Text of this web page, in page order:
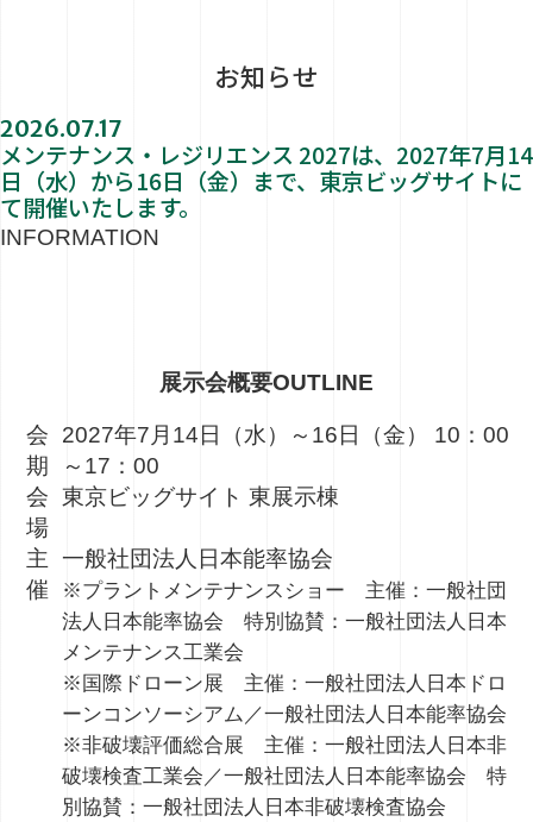
お知らせ
2026.07.17
メンテナンス・レジリエンス 2027は、2027年7月14
日（水）から16日（金）まで、東京ビッグサイトに
て開催いたします。
INFORMATION
展示会概要OUTLINE
会
期
2027年7月14日（水）～16日（金） 10：00
～17：00
会
場
東京ビッグサイト 東展示棟
主
催
一般社団法人日本能率協会
※プラントメンテナンスショー 主催：一般社団
法人日本能率協会 特別協賛：一般社団法人日本
メンテナンス工業会
※国際ドローン展 主催：一般社団法人日本ドロ
ーンコンソーシアム／一般社団法人日本能率協会
※非破壊評価総合展 主催：一般社団法人日本非
破壊検査工業会／一般社団法人日本能率協会 特
別協賛：一般社団法人日本非破壊検査協会